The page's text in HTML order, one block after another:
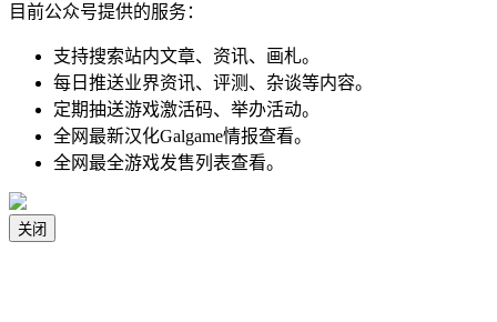
目前公众号提供的服务：
支持搜索站内文章、资讯、画札。
每日推送业界资讯、评测、杂谈等内容。
定期抽送游戏激活码、举办活动。
全网最新汉化Galgame情报查看。
全网最全游戏发售列表查看。
关闭